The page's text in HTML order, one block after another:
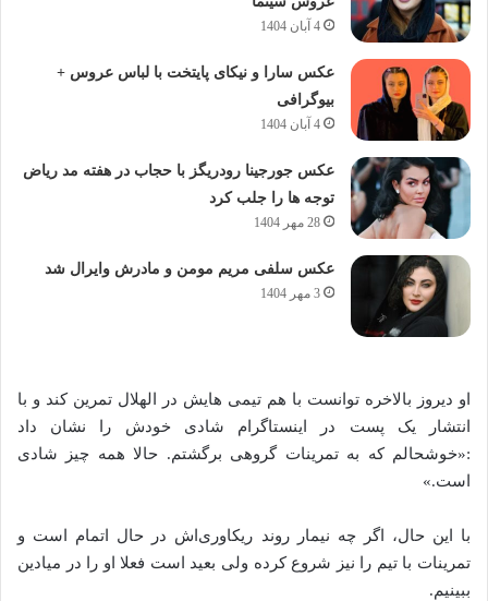
4 آبان 1404
عکس سارا و نیکای پایتخت با لباس عروس +
بیوگرافی
4 آبان 1404
عکس جورجینا رودریگز با حجاب در هفته مد ریاض
توجه ها را جلب کرد
28 مهر 1404
عکس سلفی مریم مومن و مادرش وایرال شد
3 مهر 1404
او دیروز بالاخره توانست با هم‌ تیمی‌ هایش در الهلال تمرین کند و با
انتشار یک پست در اینستاگرام شادی خودش را نشان داد
:«خوشحالم که به تمرینات گروهی برگشتم. حالا همه چیز شادی
است.»
با این حال، اگر چه نیمار روند ریکاوری‌اش در حال اتمام است و
تمرینات با تیم را نیز شروع کرده ولی بعید است فعلا او را در میادین
ببینیم.